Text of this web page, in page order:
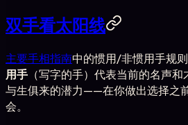
双手看太阳线
主要手相指南中的惯用/非惯用手规
用手 （写字的手）代表当前的名声和
与生俱来的潜力——在你做出选择之
会。